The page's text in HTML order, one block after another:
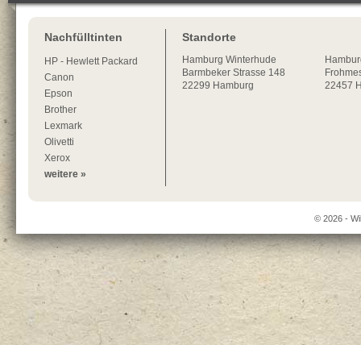
Nachfülltinten
HP - Hewlett Packard
Canon
Epson
Brother
Lexmark
Olivetti
Xerox
weitere »
Standorte
Hamburg Winterhude
Barmbeker Strasse 148
22299 Hamburg
22457
© 2026 -